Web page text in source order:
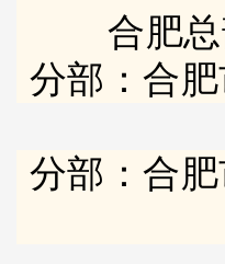
合肥
分部：合
分部：合